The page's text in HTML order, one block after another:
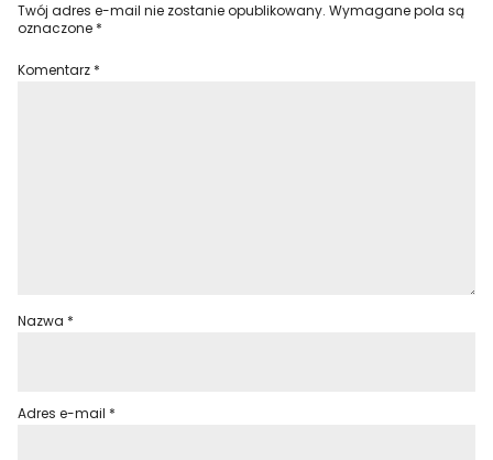
Twój adres e-mail nie zostanie opublikowany. Wymagane pola są
oznaczone *
Komentarz *
Nazwa *
Adres e-mail *